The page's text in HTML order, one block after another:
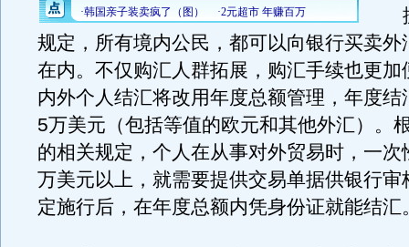
据
规定，所有境内公民，都可以向银行买卖外
在内。不仅购汇人群拓展，购汇手续也更加
内外个人结汇将改用年度总额管理，年度结
5万美元（包括等值的欧元和其他外汇）。
的相关规定，个人在从事对外贸易时，一次
万美元以上，就需要提供交易单据供银行审
定施行后，在年度总额内凭身份证就能结汇